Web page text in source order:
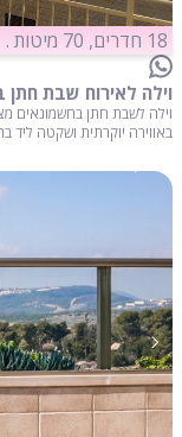
18 חדרים, 70 מיטות .
וילה לאירוח שבת חתן
באווירה יוקרתית ושקטה ליד